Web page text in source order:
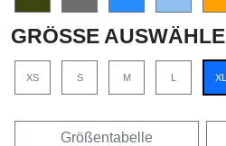
GRÖSSE AUSWÄHLEN
XS S M L XL
Größentabelle